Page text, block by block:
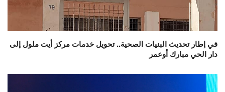
في إطار تحديث البنيات الصحية.. تحويل خدمات مركز أيت ملول إلى
دار الحي مبارك أوعمر